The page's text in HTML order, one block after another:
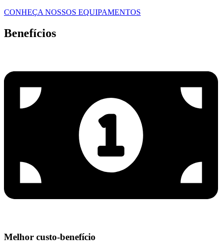
CONHEÇA NOSSOS EQUIPAMENTOS
Benefícios
Melhor custo-benefício